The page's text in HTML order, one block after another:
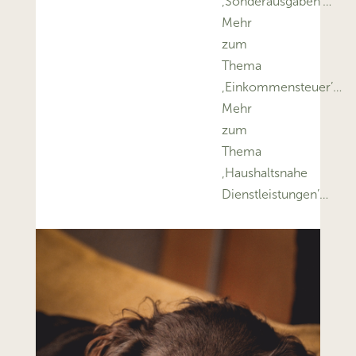
Mehr
zum
Thema
‚Einkommensteuer’…
Mehr
zum
Thema
‚Haushaltsnahe
Dienstleistungen’…